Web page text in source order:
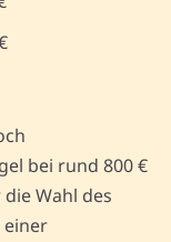
bei rund 800 €
Wahl des
einer